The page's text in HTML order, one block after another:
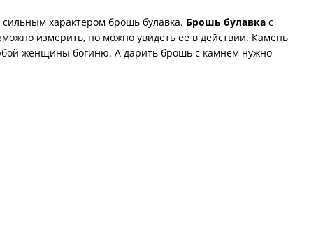
сильным характером брошь булавка. Брошь булавка с
измерить, но можно увидеть ее в действии. Камень
женщины богиню. А дарить брошь с камнем нужно